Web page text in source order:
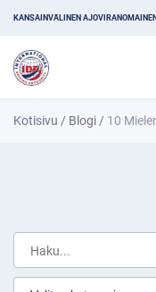
KANSAINVÄLINEN AJOVIRANOMAINEN
Kotisivu / Blogi / 10